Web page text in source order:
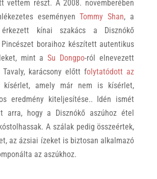
vettem részt. A 2008. novemberében
eseményenTommy Shan, a
érkezett kínai szakács a Disznókő
boraihoz készített autentikus
mint aSu Dongpo-ról elnevezett
karácsony előtt folytatódott az
kísérlet, amely már nem is kísérlet,
eredmény kiteljesítése.. Idén ismét
arra, hogy a Disznókő aszúhoz étel
A szálak pedig összeértek,
az ázsiai ízeket is biztosan alkalmazó
az aszúkhoz.